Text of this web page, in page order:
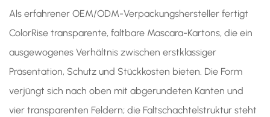
Als erfahrener OEM/ODM-Verpackungshersteller fertigt
ColorRise transparente, faltbare Mascara-Kartons, die ein
ausgewogenes Verhältnis zwischen erstklassiger
Präsentation, Schutz und Stückkosten bieten. Die Form
verjüngt sich nach oben mit abgerundeten Kanten und
vier transparenten Feldern; die Faltschachtelstruktur steht